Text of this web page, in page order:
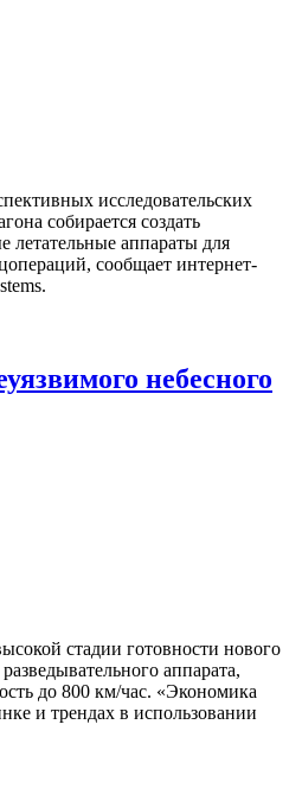
исследовательских
собирается создать
летательные аппараты для
сообщает интернет-
небесного
стадии готовности нового
аппарата,
до 800 км/час. «Экономика
и трендах в использовании